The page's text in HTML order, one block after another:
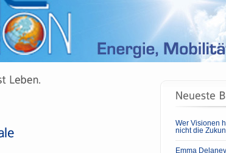
Wer Visionen
nicht die
Emma